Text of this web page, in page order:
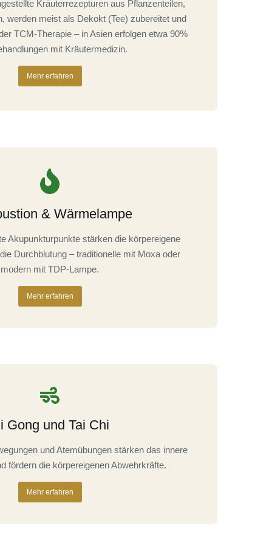
Kräuterrezepturen aus Pflanzenteilen,
werden meist als Dekokt (Tee) zubereitet und
TCM-Therapie – in Asien erfolgen etwa 90%
mit Kräutermedizin.
Mehr erfahren
& Wärmelampe
Akupunkturpunkte stärken die körpereigene
Durchblutung – traditionelle mit Moxa oder
modern mit TDP-Lampe.
Mehr erfahren
Gong und Tai Chi
und Atemübungen stärken das innere
fördern die körpereigenen Abwehrkräfte.
Mehr erfahren